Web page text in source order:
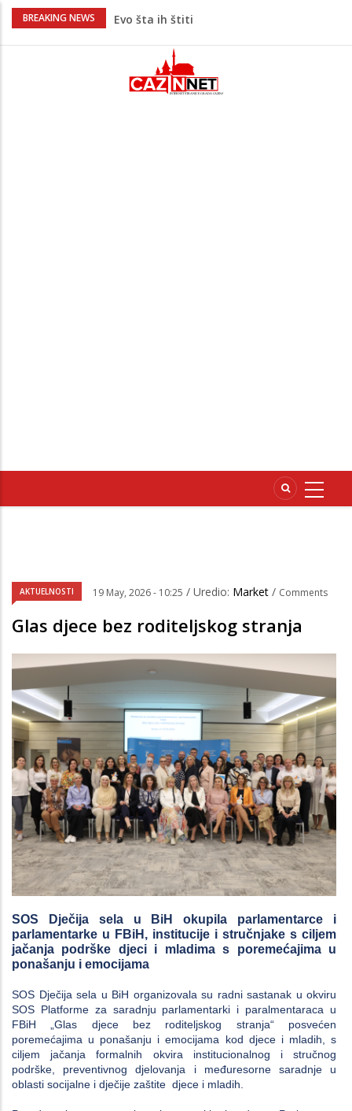
BREAKING NEWS
Krenuo u BiH sa 20 kilograma droge:
Juventus igra protiv Intera, Spaleti
razočarao navijače iz BiH
Užas: Uhapšen Italijan (45) kako
AKTUELNOSTI 19 May, 2026 - 10:25 / Uredio: Market / Comments
Glas djece bez roditeljskog stranja
SOS Dječija sela u BiH okupila parlamentarce i
parlamentarke u FBiH, institucije i stručnjake s ciljem
jačanja podrške djeci i mladima s poremećajima u
ponašanju i emocijama
SOS Dječija sela u BiH organizovala su radni sastanak u okviru
SOS Platforme za saradnju parlamentarki i paralmentaraca u
FBiH „Glas djece bez roditeljskog stranja“ posvećen
poremećajima u ponašanju i emocijama kod djece i mladih, s
ciljem jačanja formalnih okvira institucionalnog i stručnog
podrške, preventivnog djelovanja i međuresorne saradnje u
oblasti socijalne i dječije zaštite djece i mladih.